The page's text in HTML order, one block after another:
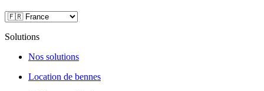
Solutions
Nos solutions
Location de bennes